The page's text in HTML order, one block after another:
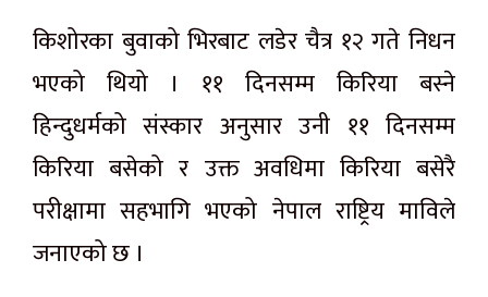
किशोरका बुवाको भिरबाट लडेर चैत्र १२ गते निधन
भएको थियो । ११ दिनसम्म किरिया बस्ने
हिन्दुधर्मको संस्कार अनुसार उनी ११ दिनसम्म
किरिया बसेको र उक्त अवधिमा किरिया बसेरै
परीक्षामा सहभागि भएको नेपाल राष्ट्रिय माविले
जनाएको छ ।